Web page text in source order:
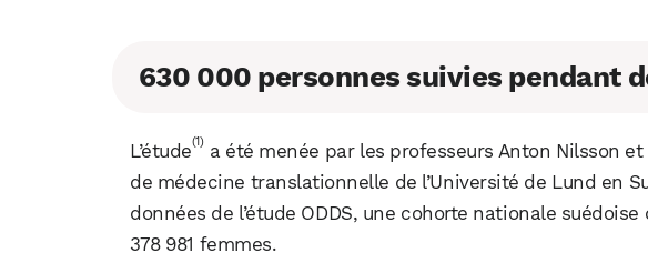
630 000 personnes suivies pendant
L’étude(1) a été menée par les professeurs Anton Nilsson
de médecine translationnelle de l’Université de Lund en
données de l’étude ODDS, une cohorte nationale
378 981 femmes.